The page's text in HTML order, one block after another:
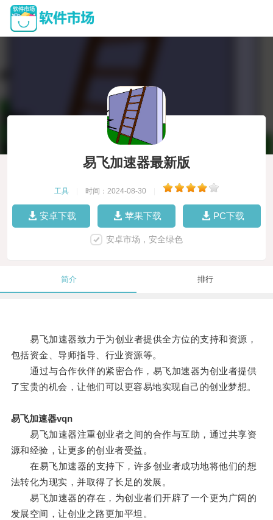
易飞加速器最新版
工具 时间：2024-08-30
安卓下载 苹果下载 PC下载
安卓市场，安全绿色
简介 排行
易飞加速器致力于为创业者提供全方位的支持和资源，
包括资金、导师指导、行业资源等。
通过与合作伙伴的紧密合作，易飞加速器为创业者提供
了宝贵的机会，让他们可以更容易地实现自己的创业梦想。
易飞加速器vqn
易飞加速器注重创业者之间的合作与互助，通过共享资
源和经验，让更多的创业者受益。
在易飞加速器的支持下，许多创业者成功地将他们的想
法转化为现实，并取得了长足的发展。
易飞加速器的存在，为创业者们开辟了一个更为广阔的
发展空间，让创业之路更加平坦。